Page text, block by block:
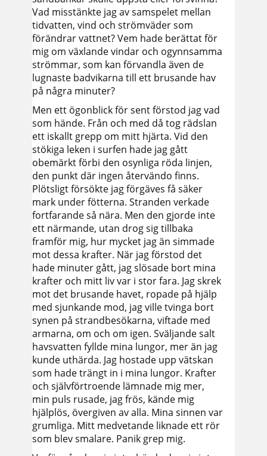
Vad misstänkte jag av samspelet mellan
tidvatten, vind och strömväder som
förändrar vattnet? Vem hade berättat för
mig om växlande vindar och ogynnsamma
strömmar, som kan förvandla även de
lugnaste badvikarna till ett brusande hav
på några minuter?
Men ett ögonblick för sent förstod jag vad
som hände. Från och med då tog rädslan
ett iskallt grepp om mitt hjärta. Vid den
stökiga leken i surfen hade jag gått
obemärkt förbi den osynliga röda linjen,
den punkt där ingen återvändo finns.
Plötsligt försökte jag förgäves få säker
mark under fötterna. Stranden verkade
fortfarande så nära. Men den gjorde inte
ett närmande, utan drog sig tillbaka
framför mig, hur mycket jag än simmade
mot dessa krafter. När jag förstod det
hade minuter gått, jag slösade bort mina
krafter och mitt liv var i stor fara. Jag skrek
mot det brusande havet, ropade på hjälp
med sjunkande mod, jag ville tvinga bort
synen på strandbesökarna, viftade med
armarna, om och om igen. Sväljande salt
havsvatten fyllde mina lungor, mer än jag
kunde uthärda. Jag hostade upp vätskan
som hade trängt in i mina lungor. Krafter
och självförtroende lämnade mig mer,
min puls rusade, jag frös, kände mig
hjälplös, övergiven av alla. Mina sinnen var
grumliga. Mitt medvetande liknade ett rör
som blev smalare. Panik grep mig.